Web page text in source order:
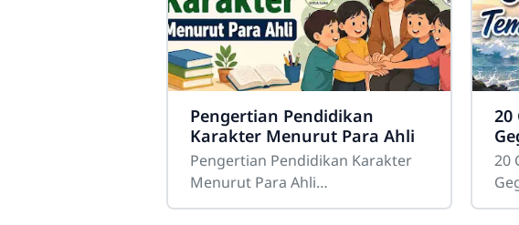
Pengertian Pendidikan
Karakter Menurut Para Ahli
Pengertian Pendidikan Karakter
Menurut Para Ahli
Sdn4cirahab.sch.id- Pendidikan
20
20